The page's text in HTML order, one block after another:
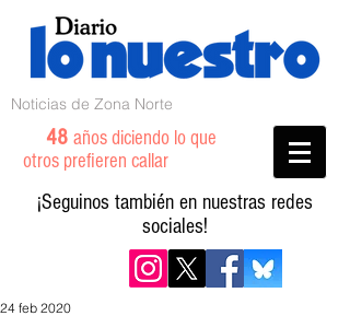
Noticias de Zona Norte
48 años diciendo lo que
otros prefieren callar
¡Seguinos también en nuestras redes
sociales!
24 feb 2020